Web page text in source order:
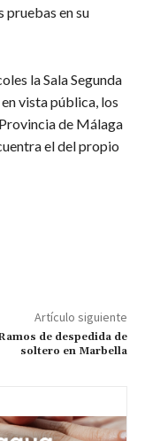
pruebas en su
la Sala Segunda
vista pública, los
de Málaga
el del propio
Artículo siguiente
de despedida de
soltero en Marbella